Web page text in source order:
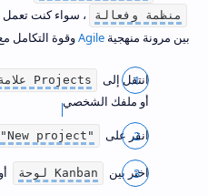
منظمة وفعالة
، سواء كنت تعمل
بين مرونة منهجية Agileوقوة التكامل
انتقل إلى علامة التبويب Projects
أو ملفك الشخصي
انقر على "New project"
اختر بين لوحة Kanban أو